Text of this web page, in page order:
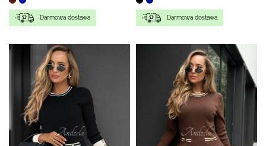
Darmowa dostawa Darmowa dostawa